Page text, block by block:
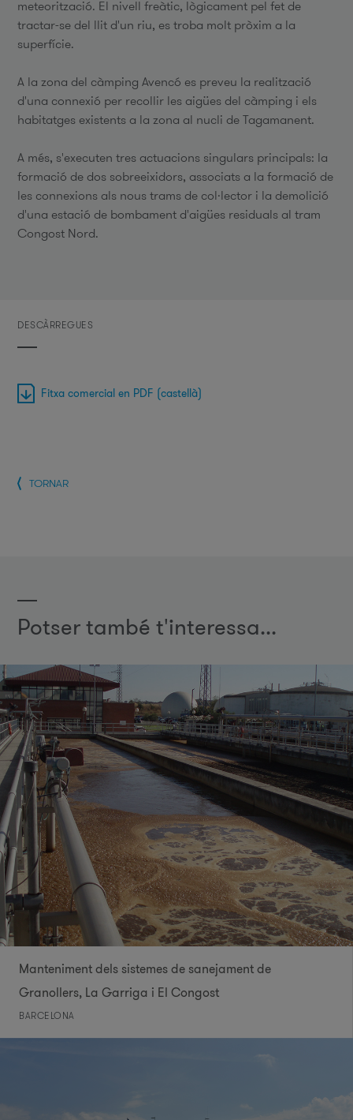
meteorització. El nivell freàtic, lògicament pel fet de
tractar-se del llit d'un riu, es troba molt pròxim a la
superfície.
A la zona del càmping Avencó es preveu la realització
d'una connexió per recollir les aigües del càmping i els
habitatges existents a la zona al nucli de Tagamanent.
A més, s'executen tres actuacions singulars principals: la
formació de dos sobreeixidors, associats a la formació de
les connexions als nous trams de col·lector i la demolició
d'una estació de bombament d'aigües residuals al tram
Congost Nord.
DESCÀRREGUES
Fitxa comercial en PDF (castellà)
TORNAR
Potser també t'interessa...
Manteniment dels sistemes de sanejament de
Granollers, La Garriga i El Congost
BARCELONA